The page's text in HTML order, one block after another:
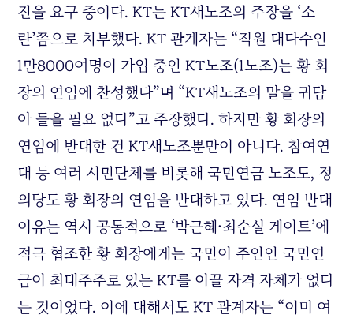
진을 요구 중이다.KT는KT새노조의 주장을 ‘소
란’쯤으로 치부했다.KT관계자는 “직원 대다수인
1만8000여명이 가입 중인KT노조(1노조)는 황 회
장의 연임에 찬성했다”며 “KT새노조의 말을 귀담
아 들을 필요 없다”고 주장했다. 하지만 황 회장의
연임에 반대한 건KT새노조뿐만이 아니다. 참여연
대 등 여러 시민단체를 비롯해 국민연금 노조도, 정
의당도 황 회장의 연임을 반대하고 있다. 연임 반대
이유는 역시 공통적으로 ‘박근혜·최순실 게이트’에
적극 협조한 황 회장에게는 국민이 주인인 국민연
금이 최대주주로 있는KT를 이끌 자격 자체가 없다
는 것이었다. 이에 대해서도KT관계자는 “이미 여